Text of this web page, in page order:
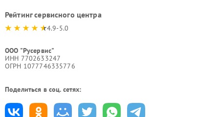
Рейтинг сервисного центра
4.9-5.0
ООО "Русервис"
ИНН 7702633247
ОГРН 1077746335776
Поделиться в соц. сетях: